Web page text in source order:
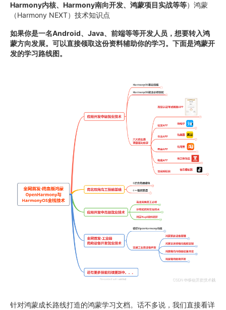
Harmony内核、Harmony南向开发、鸿蒙项目实战等等）鸿蒙
（Harmony NEXT）技术知识点
如果你是一名Android、Java、前端等等开发人员，想要转入鸿
蒙方向发展。可以直接领取这份资料辅助你的学习。下面是鸿蒙开
发的学习路线图。
针对鸿蒙成长路线打造的鸿蒙学习文档。话不多说，我们直接看详